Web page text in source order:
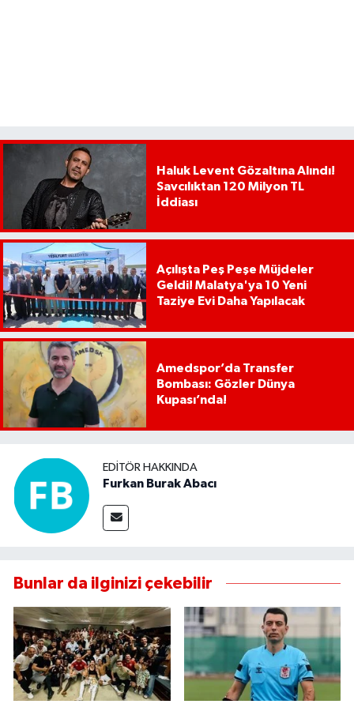
Haluk Levent Gözaltına Alındı!
Savcılıktan 120 Milyon TL
İddiası
Açılışta Peş Peşe Müjdeler
Geldi! Malatya'ya 10 Yeni
Taziye Evi Daha Yapılacak
Amedspor’da Transfer
Bombası: Gözler Dünya
Kupası’nda!
EDITÖR HAKKINDA
Furkan Burak Abacı
Bunlar da ilginizi çekebilir